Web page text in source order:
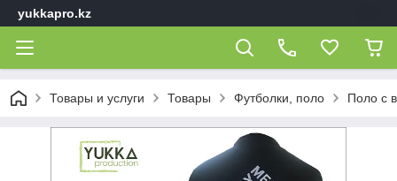
yukkapro.kz
Товары и услуги Товары Футболки, поло Поло с